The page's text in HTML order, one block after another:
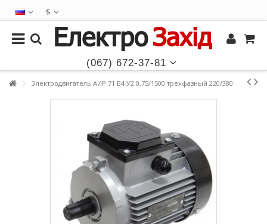
$
(067) 672-37-81
Электродвигатель АИР 71 В4 У2 0,75/1500 трехфазный 220/380